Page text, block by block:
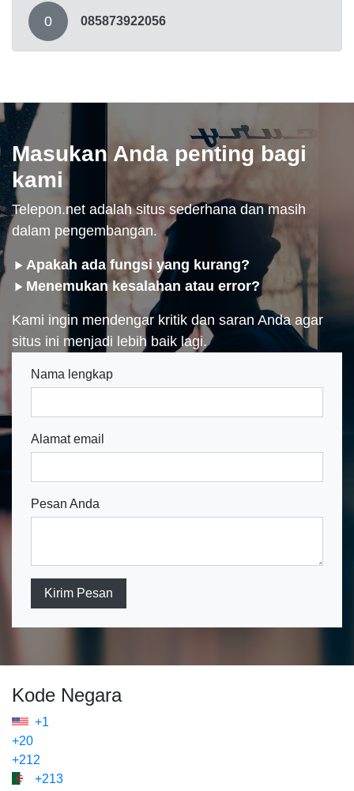
0 085873922056
Masukan Anda penting bagi
kami
Telepon.net adalah situs sederhana dan masih
dalam pengembangan.
Apakah ada fungsi yang kurang?
Menemukan kesalahan atau error?
Kami ingin mendengar kritik dan saran Anda agar
situs ini menjadi lebih baik lagi.
Nama lengkap
Alamat email
Pesan Anda
Kirim Pesan
Kode Negara
+1
+20
+212
+213